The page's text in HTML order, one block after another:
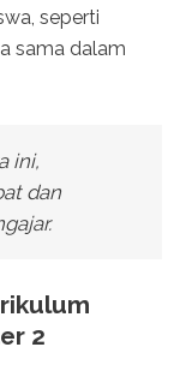
seperti
sama dalam
ini,
dan
2